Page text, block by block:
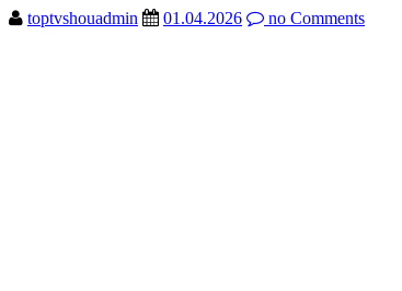
toptvshouadmin 01.04.2026 no Comments